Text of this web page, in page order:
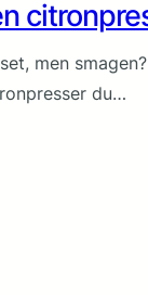
men
du…